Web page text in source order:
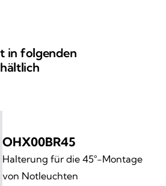
in folgenden
OHX00BR45
Halterung für die 45°-Montage
von Notleuchten